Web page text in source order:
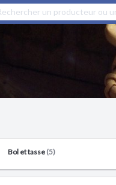
Bol et tasse(5)